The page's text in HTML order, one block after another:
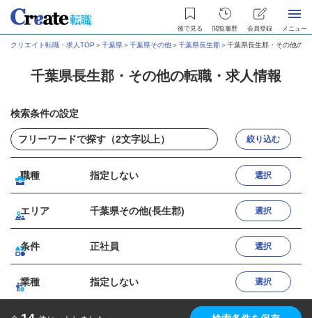
後で見る 閲覧履歴 会員登録 メニュー
クリエイト転職・求人TOP ＞千葉県＞千葉県その他＞千葉県長生郡＞千葉県長生郡・その他の
千葉県長生郡・その他の転職・求人情報
検索条件の設定
絞り込む
職種 指定しない 選択
エリア 千葉県その他(長生郡) 選択
条件 正社員 選択
業種 指定しない 選択